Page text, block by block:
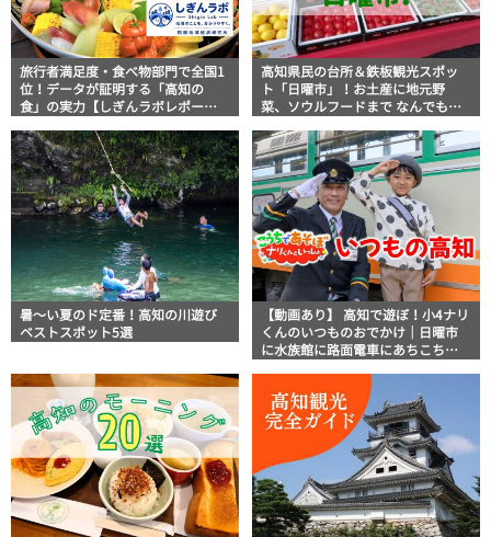
旅行者満足度・食べ物部門で全国1
位！データが証明する「高知の
食」の実力【しぎんラボレポー
高知県民の台所＆鉄板観光スポッ
ト「日曜市」！お土産に地元野
菜、ソウルフードまで なんでもそ
説！
暑～い夏のド定番！高知の川遊び
ベストスポット5選
【動画あり】 高知で遊ぼ！小4ナリ
くんのいつものおでかけ｜日曜市
に水族館に路面電車にあちこち巡